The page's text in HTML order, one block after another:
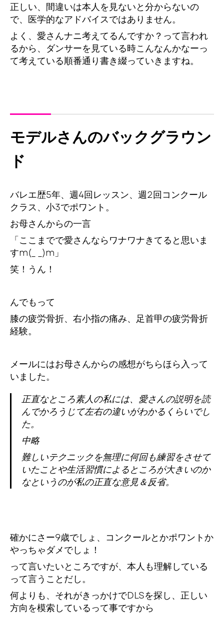
正しい、間違いは本人を見ないと分からないの
で、医学的なアドバイスではありません。
よく、愛さんナニ考えてるんですか？って言われ
るから、ダンサーを見ている時こんなんかなーっ
て考えている順番通り書き綴っていきますね。
モデルさんのバックグラウン
ド
バレエ歴5年、週4回レッスン、週2回コンクール
クラス、小3でポワント。
お母さんからの一言
「ここまでで愛さんならワナワナきてると思いま
すm(_ _)m」
笑！うん！
んでもって
膝の疲労骨折、右小指の痛み、足首甲の疲労骨折
経験。
メールにはお母さんからの感想がちらほら入って
いました。
正直なところ素人の私には、愛さんの説明を読
んでかろうじて左右の違いがわかるくらいでし
た。
中略
難しいテクニックを無理に何回も練習をさせて
いたことや生活習慣によるところが大きいのか
なというのが私の正直な意見＆反省。
確かにさー9歳でしょ、コンクールとかポワントか
やっちゃダメでしょ！
って言いたいところですが、本人も理解している
って言うことだし。
何よりも、それがきっかけでDLSを探し、正しい
方向を模索しているって事ですから